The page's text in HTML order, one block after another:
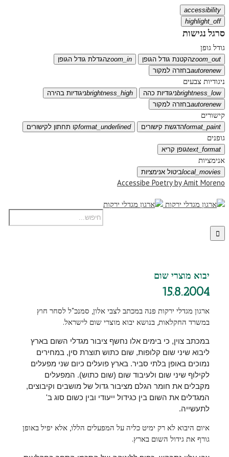
accessibility
highlight_off
סרגל נגישות
גודל גופן
zoom_outהקטנת גודל הגופן zoom_inהגדלת גודל הגופן
autorenewבחזרה למקור
ניגודיות צבעים
brightness_lowניגודיות כהה brightness_highניגודיות בהירה
autorenewבחזרה למקור
קישורים
format_paintהדגשת קישורים format_underlinedקו תחתון לקישורים
גופנים
text_formatגופן קריא
אנימציות
local_moviesביטול אנימציות
Accessibe Poetry by Amit Moreno
יבוא מוצרי שום
15.8.2004
ארגון מגדלי ירקות פנה במכתב לצבי אלון, סמנכ"ל לסחר חוץ
במשרד החקלאות, בנושא יבוא מוצרי שום לישראל.
במכתב צוין, כי בימים אלו נחשף ציבור מגדלי השום בארץ
ליבוא שיני שום קלופות, שום כתוש תוצרת סין, במחירים
נמוכים באופן בלתי סביר. בארץ פועלים כיום שני מפעלים
לקילוף שיני שום ולעיבוד שום (שום כתוש). המפעלים
מקבלים את חומר הגלם מציבור גדול של מושבים וקיבוצים,
המגדלים את השום בין כגידול ייעודי ובין כשום סוג ב'
לתעשייה.
איום היבוא לא רק ימיט כליה על המפעלים הללו, אלא יפיל באופן
גורף את גידול השום בארץ.